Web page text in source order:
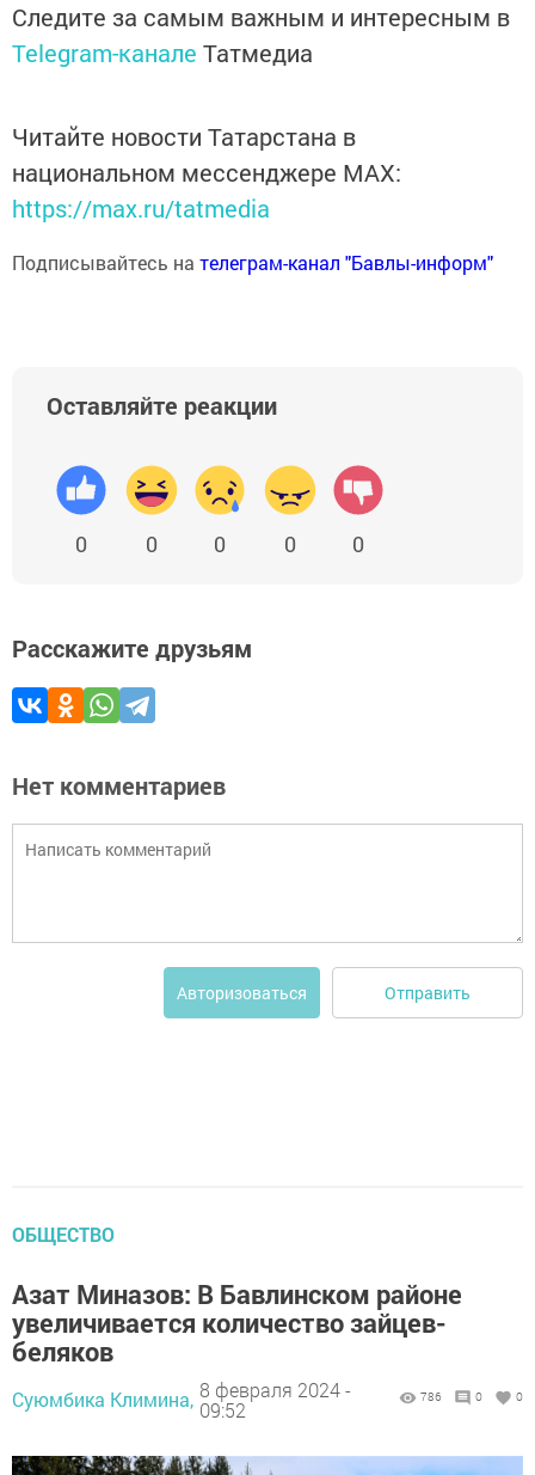
Следите за самым важным и интересным в
Telegram-канале Татмедиа
Читайте новости Татарстана в
национальном мессенджере MАХ:
https://max.ru/tatmedia
Подписывайтесь на телеграм-канал "Бавлы-информ"
Оставляйте реакции
0 0 0 0 0
Расскажите друзьям
Нет комментариев
Авторизоваться Отправить
ОБЩЕСТВО
Азат Миназов: В Бавлинском районе
увеличивается количество зайцев-
беляков
Суюмбика Климина, 8 февраля 2024 -
09:52
786 0 0